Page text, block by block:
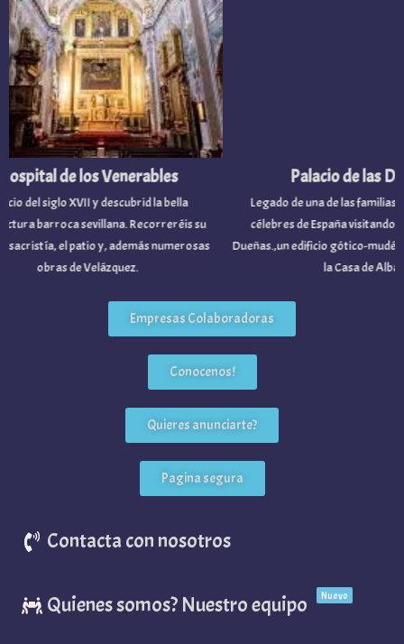
Palacio de las
Legado de una de las familias
célebres de España visitando el
Dueñas.,un edificio gótico-
la Casa de Alba.
de los Venerables
del siglo XVII y descubrid la bella
barroca sevillana. Recorreréis su
el patio y, además numerosas
obras de Velázquez.
Empresas Colaboradoras
Conocenos!
Quieres anunciarte?
Pagina segura
Contacta con nosotros
Quienes somos? Nuestro equipo Nuevo